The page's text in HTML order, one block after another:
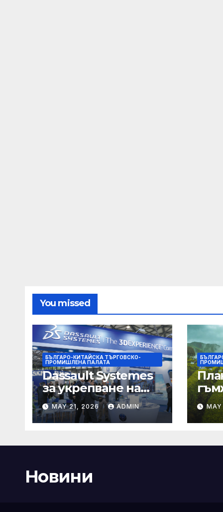
You missed
БЪЛГАРО-КИТАЙСКА ТЪРГОВСКО-
ПРОМИШЛЕНА ПАЛАТА
Dassault Systemes
за укрепване на
изграждането на
AI екосистема в
Китай
MAY 21, 2026 ADMIN
Новини